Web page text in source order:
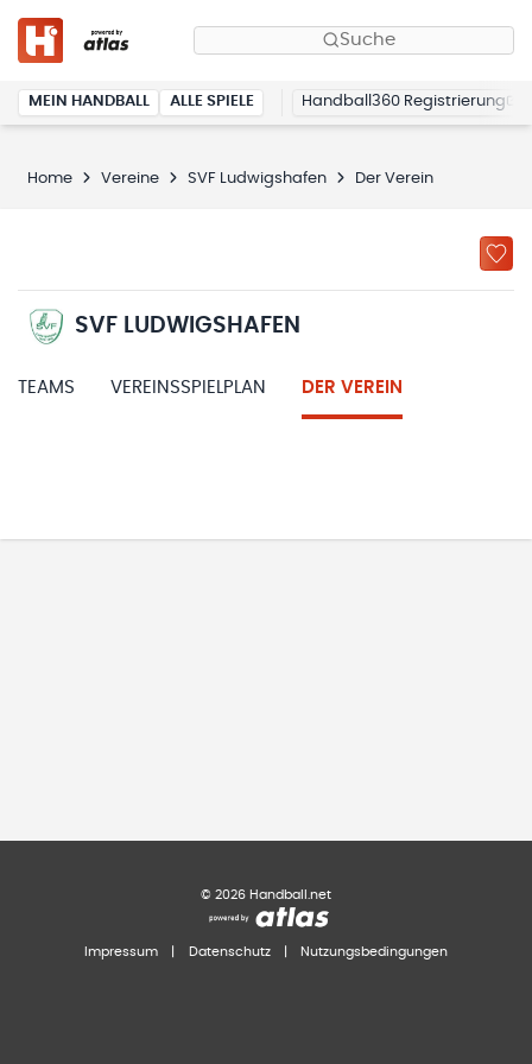
Suche
MEIN HANDBALL ALLE SPIELE Handball360 Registrierung
Home Vereine SVF Ludwigshafen Der Verein
SVF LUDWIGSHAFEN
TEAMS VEREINSSPIELPLAN DER VEREIN
© 2026 Handball.net
Impressum Datenschutz Nutzungsbedingungen